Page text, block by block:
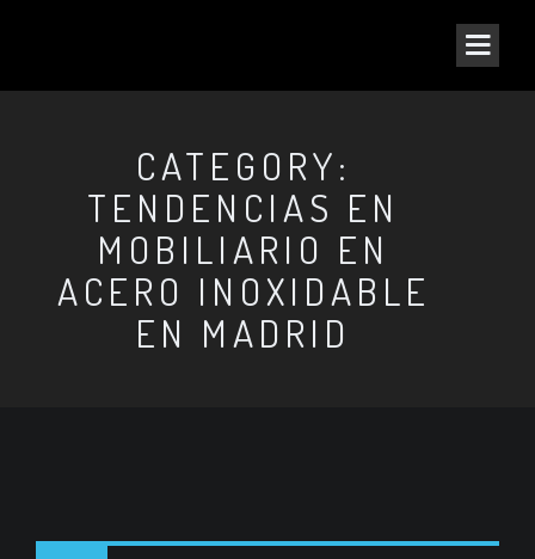
CATEGORY:
TENDENCIAS EN
MOBILIARIO EN
ACERO INOXIDABLE
EN MADRID